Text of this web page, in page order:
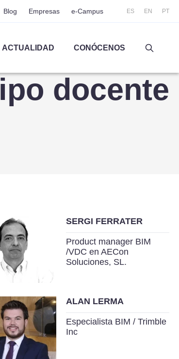
Blog Empresas e-Campus ES EN PT
ACTUALIDAD CONÓCENOS
docente
SERGI FERRATER
Product manager BIM
/VDC en AECon
Soluciones, SL.
ALAN LERMA
Especialista BIM / Trimble
Inc